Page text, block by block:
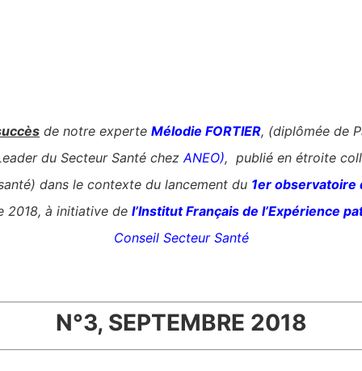
de notre experte Mélodie FORTIER, (diplômée de
du Secteur Santé chez ANEO), publié en étroite
dans le contexte du lancement du 1er observatoire
2018, à initiative de l’Institut Français de l’Expérience
Conseil Secteur Santé
N°3, SEPTEMBRE 2018